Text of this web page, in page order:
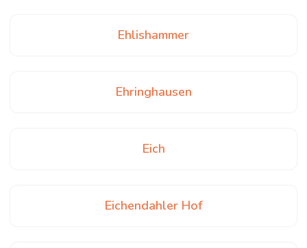
Ehlishammer
Ehringhausen
Eich
Eichendahler Hof